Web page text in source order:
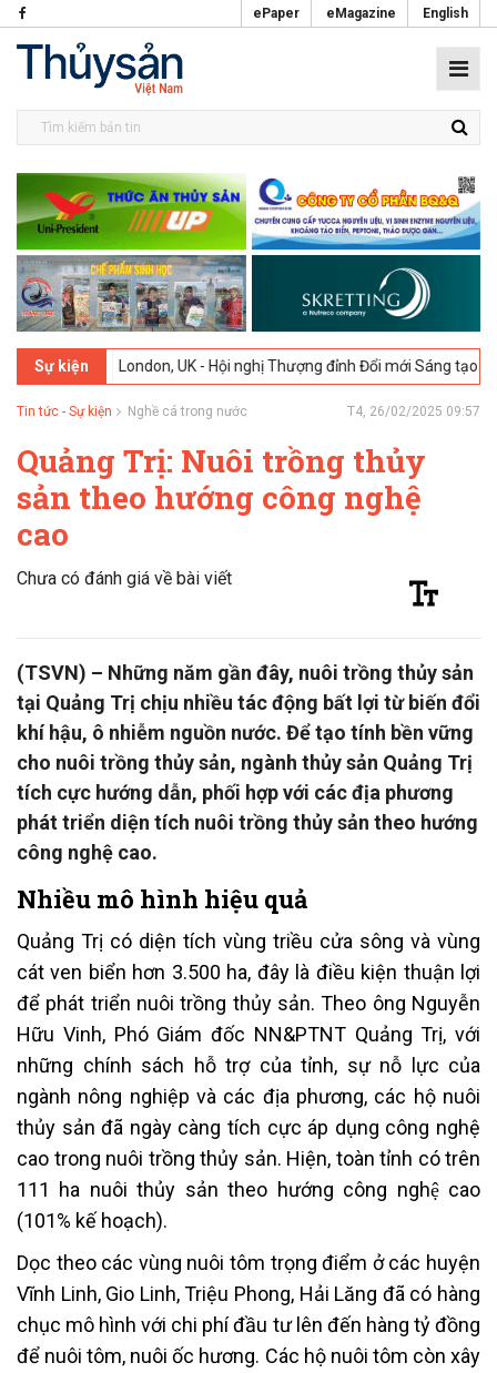
ePaper eMagazine English
Sự kiện
London, UK - Hội nghị Thượng đỉnh Đổi mới Sáng tạo trong Ngành
Tin tức - Sự kiện Nghề cá trong nước T4, 26/02/2025 09:57
Quảng Trị: Nuôi trồng thủy
sản theo hướng công nghệ
cao
Chưa có đánh giá về bài viết
(TSVN) – Những năm gần đây, nuôi trồng thủy sản
tại Quảng Trị chịu nhiều tác động bất lợi từ biến đổi
khí hậu, ô nhiễm nguồn nước. Để tạo tính bền vững
cho nuôi trồng thủy sản, ngành thủy sản Quảng Trị
tích cực hướng dẫn, phối hợp với các địa phương
phát triển diện tích nuôi trồng thủy sản theo hướng
công nghệ cao.
Nhiều mô hình hiệu quả
Quảng Trị có diện tích vùng triều cửa sông và vùng
cát ven biển hơn 3.500 ha, đây là điều kiện thuận lợi
để phát triển nuôi trồng thủy sản. Theo ông Nguyễn
Hữu Vinh, Phó Giám đốc NN&PTNT Quảng Trị, với
những chính sách hỗ trợ của tỉnh, sự nỗ lực của
ngành nông nghiệp và các địa phương, các hộ nuôi
thủy sản đã ngày càng tích cực áp dụng công nghệ
cao trong nuôi trồng thủy sản. Hiện, toàn tỉnh có trên
111 ha nuôi thủy sản theo hướng công nghệ cao
(101% kế hoạch).
Dọc theo các vùng nuôi tôm trọng điểm ở các huyện
Vĩnh Linh, Gio Linh, Triệu Phong, Hải Lăng đã có hàng
chục mô hình với chi phí đầu tư lên đến hàng tỷ đồng
để nuôi tôm, nuôi ốc hương. Các hộ nuôi tôm còn xây